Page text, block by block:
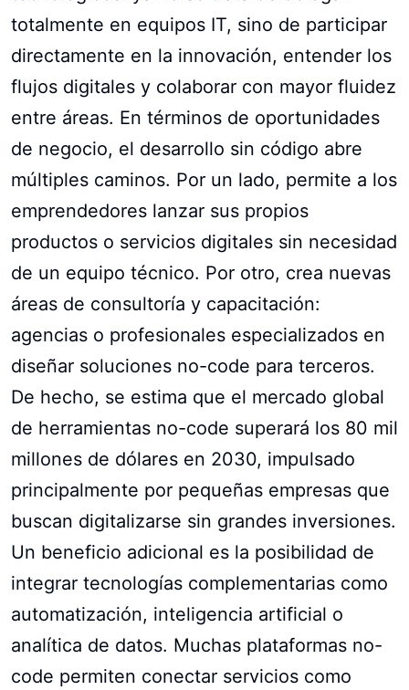
totalmente en equipos IT, sino de participar
directamente en la innovación, entender los
flujos digitales y colaborar con mayor fluidez
entre áreas. En términos de oportunidades
de negocio, el desarrollo sin código abre
múltiples caminos. Por un lado, permite a los
emprendedores lanzar sus propios
productos o servicios digitales sin necesidad
de un equipo técnico. Por otro, crea nuevas
áreas de consultoría y capacitación:
agencias o profesionales especializados en
diseñar soluciones no-code para terceros.
De hecho, se estima que el mercado global
de herramientas no-code superará los 80 mil
millones de dólares en 2030, impulsado
principalmente por pequeñas empresas que
buscan digitalizarse sin grandes inversiones.
Un beneficio adicional es la posibilidad de
integrar tecnologías complementarias como
automatización, inteligencia artificial o
analítica de datos. Muchas plataformas no-
code permiten conectar servicios como